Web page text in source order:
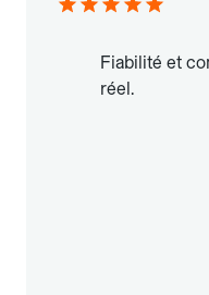
Fiabilité et
réel.